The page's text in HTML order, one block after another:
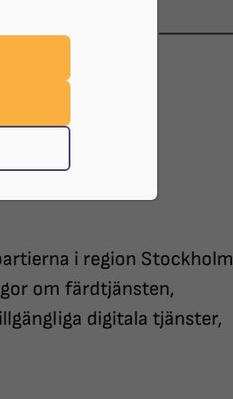
Skanstull
i region Stockholm
om färdtjänsten,
digitala tjänster,